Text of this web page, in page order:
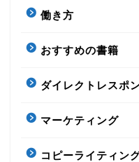
働き方
おすすめの書籍
ダイレクトレスポ
マーケティング
コピーライティン